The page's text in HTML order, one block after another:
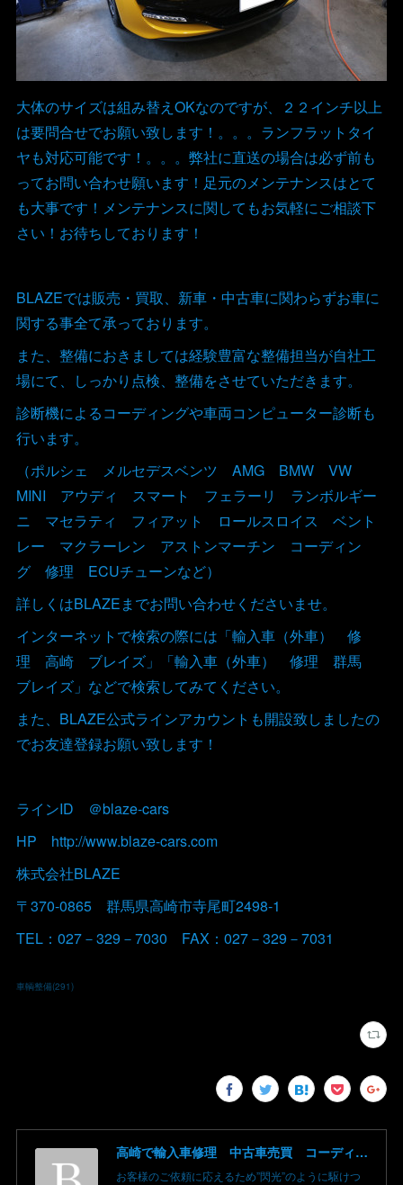
大体のサイズは組み替えOKなのですが、２２インチ以上
は要問合せでお願い致します！。。。ランフラットタイ
ヤも対応可能です！。。。弊社に直送の場合は必ず前も
ってお問い合わせ願います！足元のメンテナンスはとて
も大事です！メンテナンスに関してもお気軽にご相談下
さい！お待ちしております！
BLAZEでは販売・買取、新車・中古車に関わらずお車に
関する事全て承っております。
また、整備におきましては経験豊富な整備担当が自社工
場にて、しっかり点検、整備をさせていただきます。
診断機によるコーディングや車両コンピューター診断も
行います。
（ポルシェ メルセデスベンツ AMG BMW VW
MINI アウディ スマート フェラーリ ランボルギー
ニ マセラティ フィアット ロールスロイス ベント
レー マクラーレン アストンマーチン コーディン
グ 修理 ECUチューンなど）
詳しくはBLAZEまでお問い合わせくださいませ。
インターネットで検索の際には「輸入車（外車） 修
理 高崎 ブレイズ」「輸入車（外車） 修理 群馬
ブレイズ」などで検索してみてください。
また、BLAZE公式ラインアカウントも開設致しましたの
でお友達登録お願い致します！
ラインID ＠blaze-cars
HP http://www.blaze-cars.com
株式会社BLAZE
〒370-0865 群馬県高崎市寺尾町2498-1
TEL：027－329－7030 FAX：027－329－7031
車輌整備(291)
高崎で輸入車修理 中古車売買 コーディングならBLAZE（ブレイズ）へ│BLAZE Total Car Support & Modify in Takasaki Gunma
お客様のご依頼に応えるため”閃光”のように駆けつ